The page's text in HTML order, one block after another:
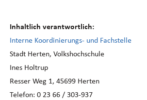
Inhaltlich verantwortlich:
Interne Koordinierungs- und Fachstelle
Stadt Herten, Volkshochschule
Ines Holtrup
Resser Weg 1, 45699 Herten
Telefon: 0 23 66 / 303-937